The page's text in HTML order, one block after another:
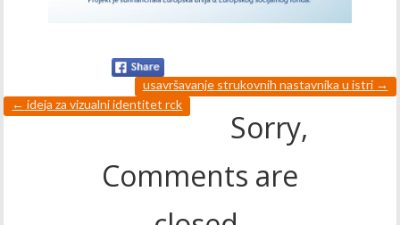
usavršavanje strukovnih nastavnika u istri →
← ideja za vizualni identitet rck
Sorry,
Comments are